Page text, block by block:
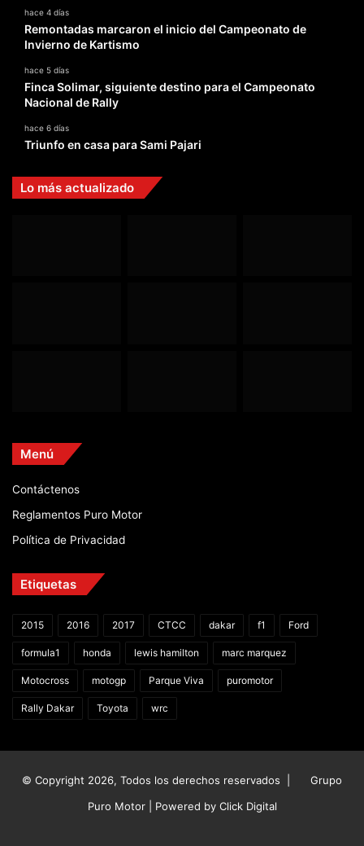
hace 4 días
Remontadas marcaron el inicio del Campeonato de
Invierno de Kartismo
hace 5 días
Finca Solimar, siguiente destino para el Campeonato
Nacional de Rally
hace 6 días
Triunfo en casa para Sami Pajari
Lo más actualizado
Menú
Contáctenos
Reglamentos Puro Motor
Política de Privacidad
Etiquetas
2015 2016 2017 CTCC dakar f1 Ford
formula1 honda lewis hamilton marc marquez
Motocross motogp Parque Viva puromotor
Rally Dakar Toyota wrc
© Copyright 2026, Todos los derechos reservados |
Grupo
Puro Motor | Powered by Click Digital